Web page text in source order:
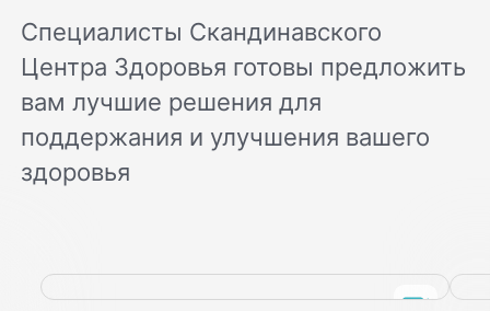
Специалисты Скандинавского
Центра Здоровья готовы предложить
вам лучшие решения для
поддержания и улучшения вашего
здоровья